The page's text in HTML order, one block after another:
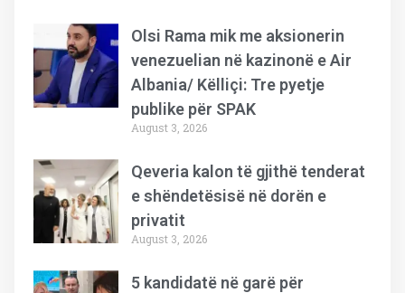
Olsi Rama mik me aksionerin
venezuelian në kazinonë e Air
Albania/ Këlliçi: Tre pyetje
publike për SPAK
August 3, 2026
Qeveria kalon të gjithë tenderat
e shëndetësisë në dorën e
privatit
August 3, 2026
5 kandidatë në garë për